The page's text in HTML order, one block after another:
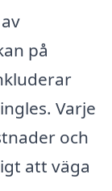
på
Varje
och
att väga